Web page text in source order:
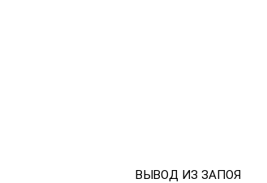
ВЫВОД ИЗ ЗАПОЯ